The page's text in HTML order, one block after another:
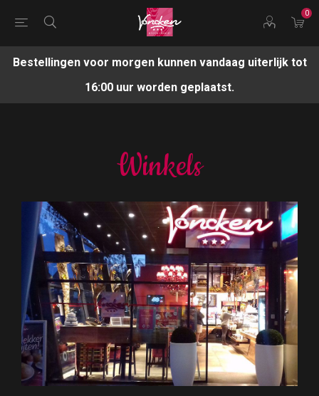
0
Bestellingen voor morgen kunnen vandaag uiterlijk tot
16:00 uur worden geplaatst.
Winkels